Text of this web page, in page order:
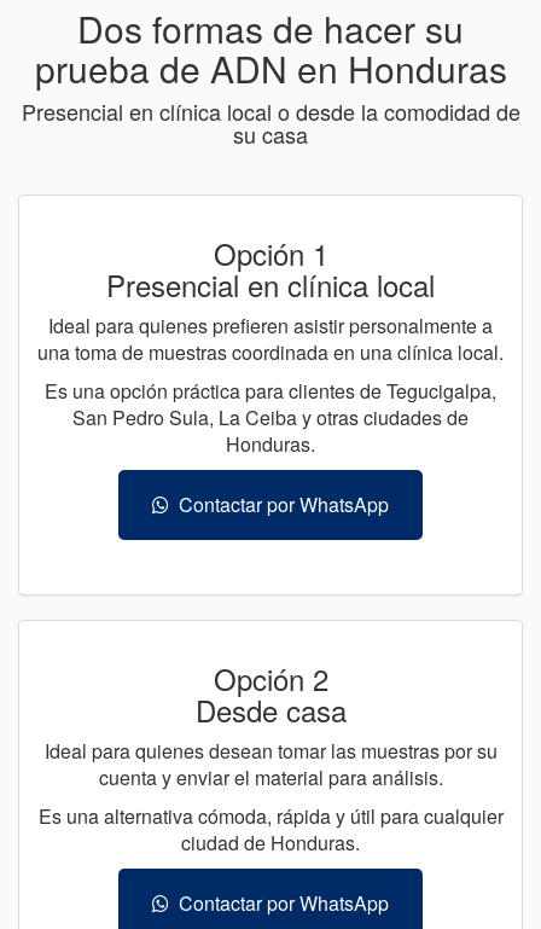
Dos formas de hacer su
prueba de ADN en Honduras
Presencial en clínica local o desde la comodidad de
su casa
Opción 1
Presencial en clínica local
Ideal para quienes prefieren asistir personalmente a
una toma de muestras coordinada en una clínica local.
Es una opción práctica para clientes de Tegucigalpa,
San Pedro Sula, La Ceiba y otras ciudades de
Honduras.
Contactar por WhatsApp
Opción 2
Desde casa
Ideal para quienes desean tomar las muestras por su
cuenta y enviar el material para análisis.
Es una alternativa cómoda, rápida y útil para cualquier
ciudad de Honduras.
Contactar por WhatsApp